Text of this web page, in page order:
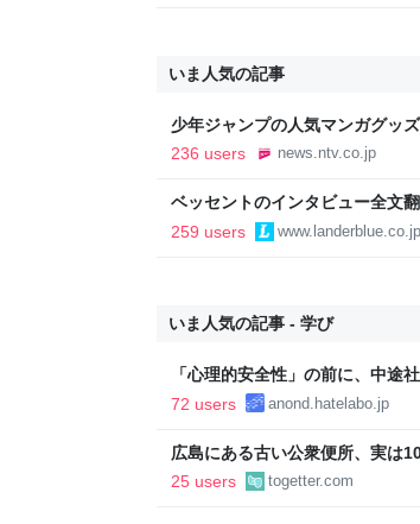
いま人気の記事
少年ジャンプの人気マンガグッ
逮捕 総額43億円以上（2026年8
236 users news.ntv.co.jp
ベッセントのインタビュー全文
いる
259 users www.landerblue.co.jp
いま人気の記事 - 学び
「心理的安全性」の前に、中途
72 users
anond.hatelabo.jp
広島にある古い公衆便所、実は
いなかった…投下直後に近くの
25 users togetter.com